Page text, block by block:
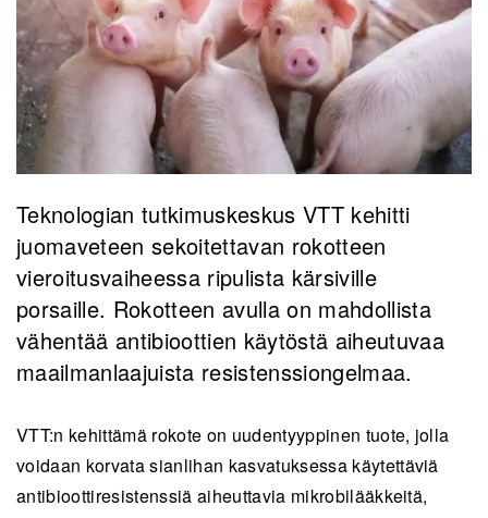
Teknologian tutkimuskeskus VTT kehitti
juomaveteen sekoitettavan rokotteen
vieroitusvaiheessa ripulista kärsiville
porsaille. Rokotteen avulla on mahdollista
vähentää antibioottien käytöstä aiheutuvaa
maailmanlaajuista resistenssiongelmaa.
VTT:n kehittämä rokote on uudentyyppinen tuote, jolla
voidaan korvata sianlihan kasvatuksessa käytettäviä
antibioottiresistenssiä aiheuttavia mikrobilääkkeitä,